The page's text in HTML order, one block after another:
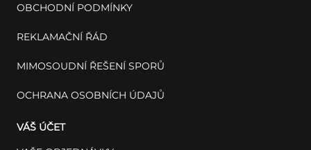
OBCHODNÍ PODMÍNKY
REKLAMAČNÍ ŘÁD
MIMOSOUDNÍ ŘEŠENÍ SPORŮ
OCHRANA OSOBNÍCH ÚDAJŮ
VÁŠ ÚČET